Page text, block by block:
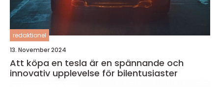
redaktionel
13. November 2024
Att köpa en tesla är en spännande och
innovativ upplevelse för bilentusiaster